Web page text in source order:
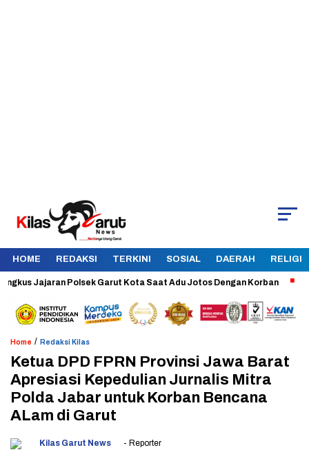
HOME REDAKSI TERKINI SOSIAL DAERAH RELIGI
Polsek Garut Kota Saat Adu Jotos Dengan Korban Aman
Home / Redaksi Kilas
Ketua DPD FPRN Provinsi Jawa Barat
Apresiasi Kepedulian Jurnalis Mitra
Polda Jabar untuk Korban Bencana
ALam di Garut
Kilas Garut News
- Reporter